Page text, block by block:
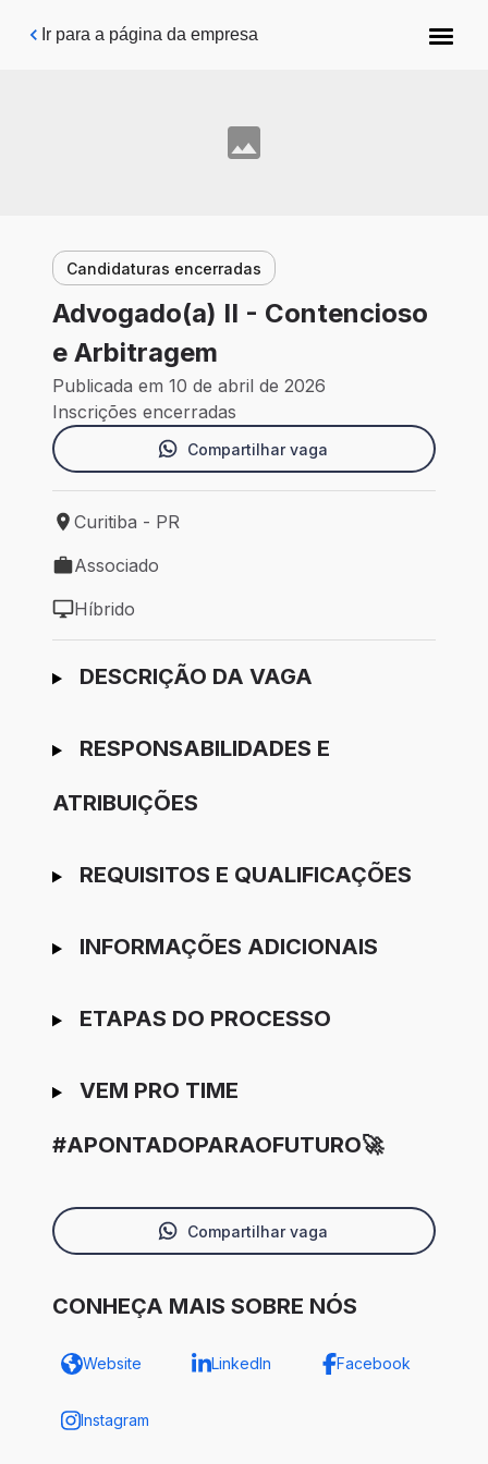
Pular para o conteúdo principal
Ir para a página da empresa
Candidaturas encerradas
Advogado(a) II - Contencioso
e Arbitragem
Publicada em 10 de abril de 2026
Inscrições encerradas
Compartilhar vaga
Local de trabalho: Curitiba - PR
Curitiba - PR
Tipo de vaga: Associado
Associado
Modelo de trabalho: Híbrido
Híbrido
Ir para candidatura
DESCRIÇÃO DA VAGA
RESPONSABILIDADES E
ATRIBUIÇÕES
REQUISITOS E QUALIFICAÇÕES
INFORMAÇÕES ADICIONAIS
ETAPAS DO PROCESSO
VEM PRO TIME
#APONTADOPARAOFUTURO🚀
Compartilhar vaga
CONHEÇA MAIS SOBRE NÓS
Website LinkedIn Facebook
Instagram